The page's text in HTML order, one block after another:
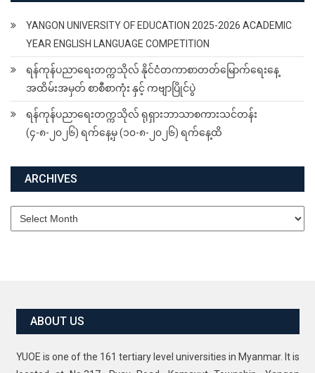
YANGON UNIVERSITY OF EDUCATION 2025-2026 ACADEMIC
YEAR ENGLISH LANGUAGE COMPETITION
ရန်ကုန်ပညာရေးတက္ကသိုလ် နိုင်ငံတကာစာတတ်မြောက်ရေးနေ့
အထိမ်းအမှတ် စာစီစာကုံး နှင့် ကဗျာပြိုင်ပွဲ
ရန်ကုန်ပညာရေးတက္ကသိုလ် ရုရှားဘာသာစကားသင်တန်း
(၄-၈-၂၀၂၆) ရက်နေ့မှ (၁၀-၈-၂၀၂၆) ရက်နေ့ထိ
ARCHIVES
Archives
ABOUT US
YUOE is one of the 161 tertiary level universities in Myanmar. It is